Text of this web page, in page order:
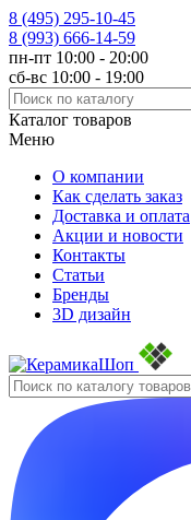
8 (495) 295-10-45
8 (993) 666-14-59
пн-пт 10:00 - 20:00
сб-вс 10:00 - 19:00
Каталог товаров
Меню
О компании
Как сделать заказ
Доставка и оплата
Акции и новости
Контакты
Статьи
Бренды
3D дизайн